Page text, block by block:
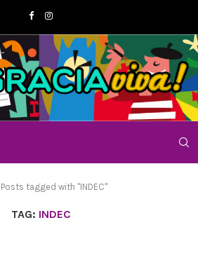
Posts tagged with "INDEC"
TAG: INDEC